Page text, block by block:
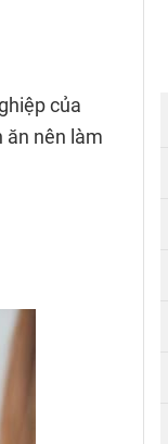
của
ăn nên làm